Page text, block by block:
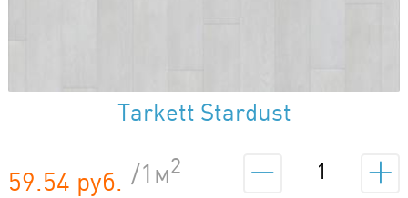
Tarkett Stardust
59.54 руб. /1м2